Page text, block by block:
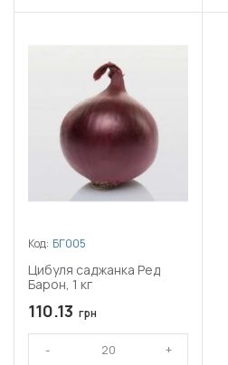
Код: БГ005
Цибуля саджанка Ред
Барон, 1 кг
110.13 грн